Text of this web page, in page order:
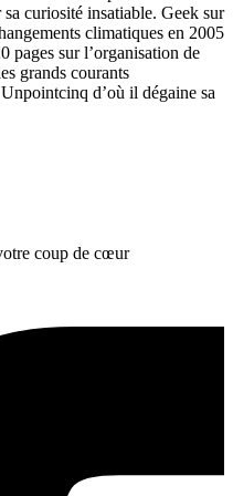
curiosité insatiable. Geek sur
climatiques en 2005
pages sur l’organisation de
grands courants
d’où il dégaine sa
coup de cœur